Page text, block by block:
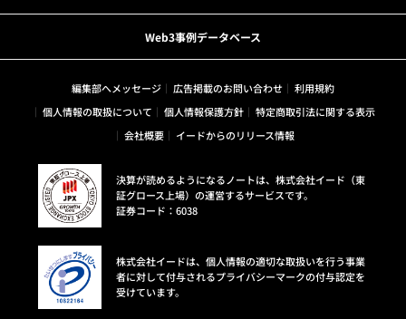
Web3事例データベース
編集部へメッセージ 広告掲載のお問い合わせ
利用規約
個人情報の取扱について
個人情報保護方針
特定商取引法に関する表示
会社概要
イードからのリリース情報
決算が読めるようになるノートは、株式会社イード（東
証グロース上場）の運営するサービスです。
証券コード：6038
株式会社イードは、個人情報の適切な取扱いを行う事業
者に対して付与されるプライバシーマークの付与認定を
受けています。